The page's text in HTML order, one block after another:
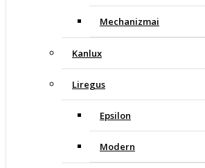
Mechanizmai
Kanlux
Liregus
Epsilon
Modern